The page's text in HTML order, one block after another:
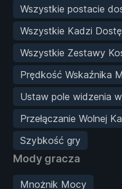
Wszystkie postacie
Wszystkie Kadzi
Wszystkie Zestawy
Prędkość Wskaźnika
Ustaw pole widzenia
Przełączanie Wolnej
Szybkość gry
Mody gracza
Mnożnik Mocy